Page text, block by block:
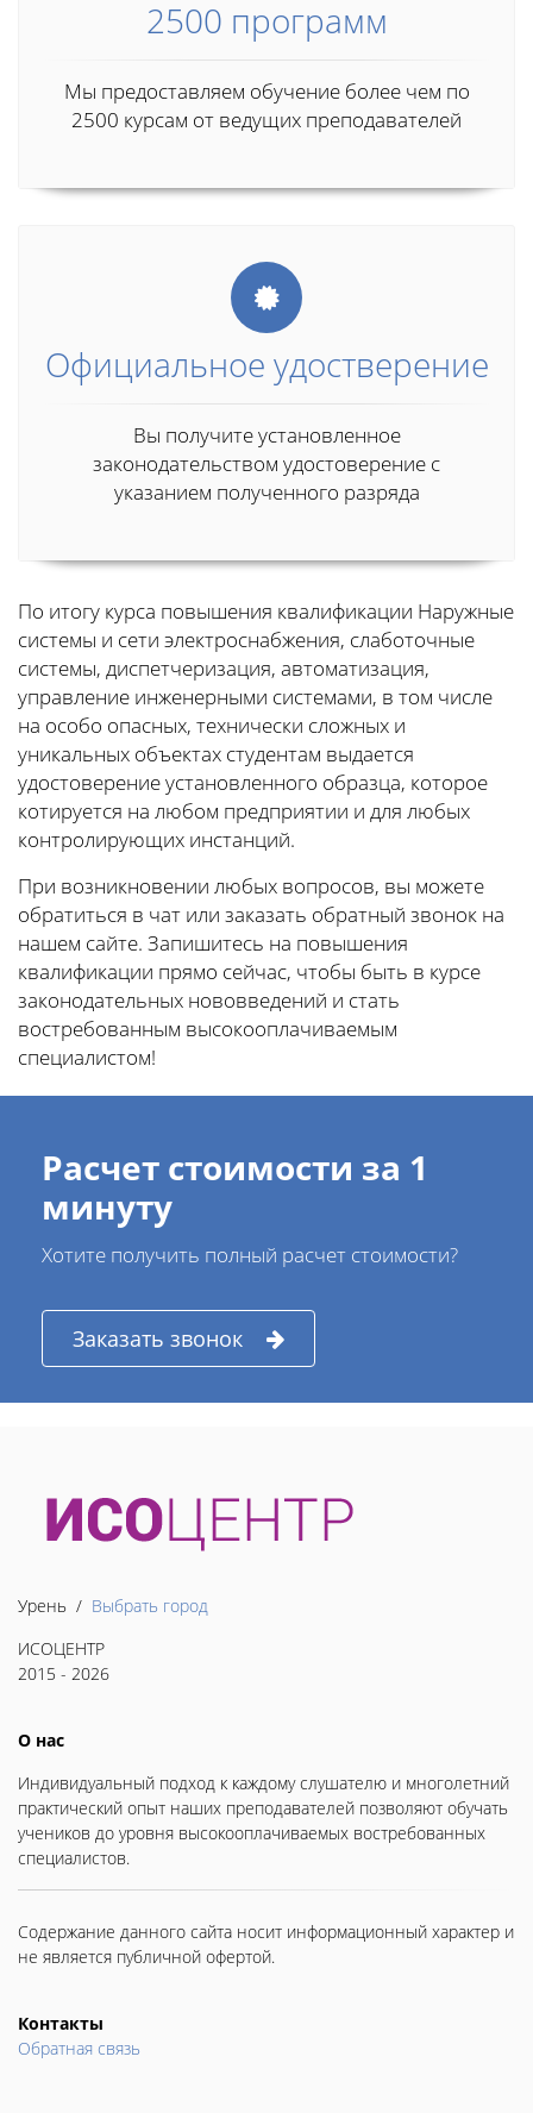
2500 программ
Мы предоставляем обучение более чем по
2500 курсам от ведущих преподавателей
Официальное удостверение
Вы получите установленное
законодательством удостоверение с
указанием полученного разряда
По итогу курса повышения квалификации Наружные
системы и сети электроснабжения, слаботочные
системы, диспетчеризация, автоматизация,
управление инженерными системами, в том числе
на особо опасных, технически сложных и
уникальных объектах студентам выдается
удостоверение установленного образца, которое
котируется на любом предприятии и для любых
контролирующих инстанций.
При возникновении любых вопросов, вы можете
обратиться в чат или заказать обратный звонок на
нашем сайте. Запишитесь на повышения
квалификации прямо сейчас, чтобы быть в курсе
законодательных нововведений и стать
востребованным высокооплачиваемым
специалистом!
Расчет стоимости за 1
минуту
Хотите получить полный расчет стоимости?
Заказать звонок
Урень / Выбрать город
ИСОЦЕНТР
2015 - 2026
О нас
Индивидуальный подход к каждому слушателю и многолетний
практический опыт наших преподавателей позволяют обучать
учеников до уровня высокооплачиваемых востребованных
специалистов.
Содержание данного сайта носит информационный характер и
не является публичной офертой.
Контакты
Обратная связь